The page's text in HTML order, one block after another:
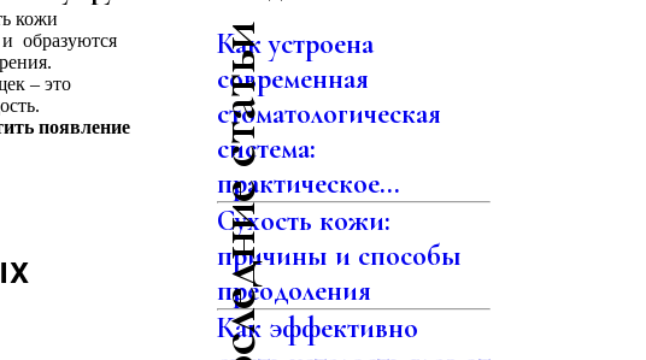
образуются
– это
появление
Последние статьи
Как устроена
современная
стоматологическая
система:
практическое...
Сухость кожи:
причины и способы
преодоления
Как эффективно